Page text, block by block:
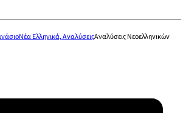
Νέα Ελληνικά, ΑναλύσειςΑναλύσεις Νεοελληνικών